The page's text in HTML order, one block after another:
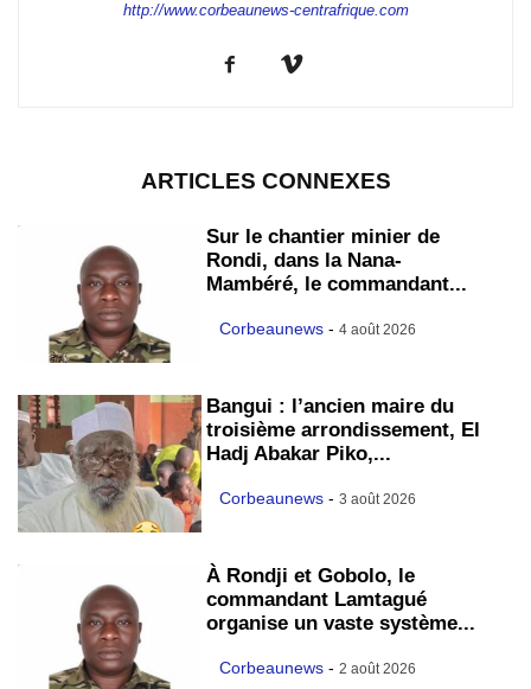
http://www.corbeaunews-centrafrique.com
ARTICLES CONNEXES
Sur le chantier minier de
Rondi, dans la Nana-
Mambéré, le commandant...
Corbeaunews - 4 août 2026
Bangui : l’ancien maire du
troisième arrondissement, El
Hadj Abakar Piko,...
Corbeaunews - 3 août 2026
À Rondji et Gobolo, le
commandant Lamtagué
organise un vaste système...
Corbeaunews - 2 août 2026